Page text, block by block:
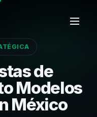
de
Modelos
México